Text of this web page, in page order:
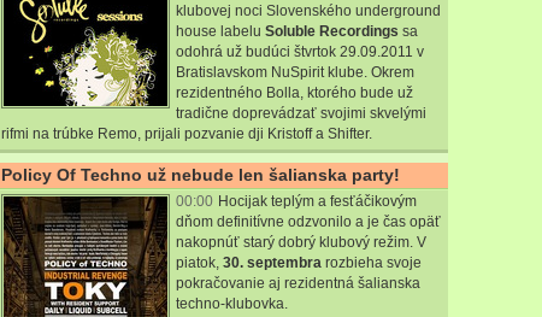
klubovej noci Slovenského underground
house labelu Soluble Recordings sa
odohrá už budúci štvrtok 29.09.2011 v
Bratislavskom NuSpirit klube. Okrem
rezidentného Bolla, ktorého bude už
tradične doprevádzať svojimi skvelými
rifmi na trúbke Remo, prijali pozvanie dji Kristoff a Shifter.
Policy Of Techno už nebude len šalianska party!
00:00 Hocijak teplým a fesťáčikovým
dňom definitívne odzvonilo a je čas opäť
nakopnúť starý dobrý klubový režim. V
piatok, 30. septembra rozbieha svoje
pokračovanie aj rezidentná šalianska
techno-klubovka.